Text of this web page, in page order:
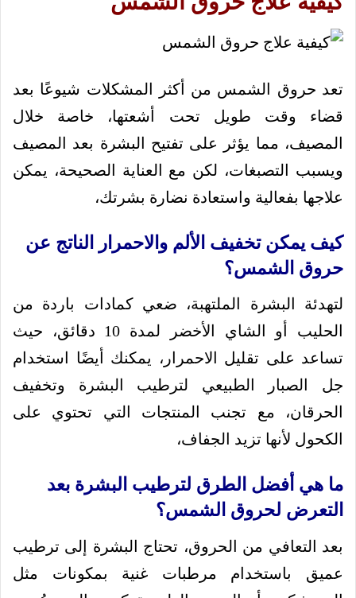
تعد حروق الشمس من أكثر المشكلات شيوعًا بعد
قضاء وقت طويل تحت أشعتها، خاصة خلال
المصيف، مما يؤثر على تفتيح البشرة بعد المصيف
ويسبب التصبغات، لكن مع العناية الصحيحة، يمكن
علاجها بفعالية واستعادة نضارة بشرتك،
كيف يمكن تخفيف الألم والاحمرار الناتج عن
حروق الشمس؟
لتهدئة البشرة الملتهبة، ضعي كمادات باردة من
الحليب أو الشاي الأخضر لمدة 10 دقائق، حيث
تساعد على تقليل الاحمرار، يمكنك أيضًا استخدام
جل الصبار الطبيعي لترطيب البشرة وتخفيف
الحرقان، مع تجنب المنتجات التي تحتوي على
الكحول لأنها تزيد الجفاف،
ما هي أفضل الطرق لترطيب البشرة بعد
التعرض لحروق الشمس؟
بعد التعافي من الحروق، تحتاج البشرة إلى ترطيب
عميق باستخدام مرطبات غنية بمكونات مثل